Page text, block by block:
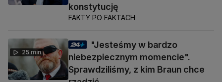
konstytucję
FAKTY PO FAKTACH
25 min
"Jesteśmy w bardzo
niebezpiecznym momencie".
Sprawdziliśmy, z kim Braun chce